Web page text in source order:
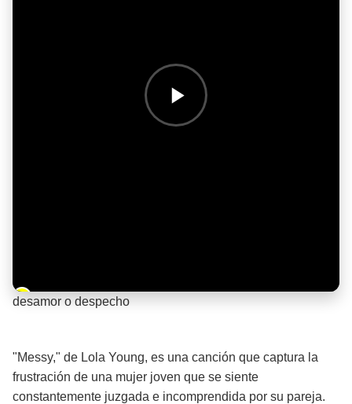
Barra de progreso de la reproducción
desamor o despecho
"Messy," de Lola Young, es una canción que captura la
frustración de una mujer joven que se siente
constantemente juzgada e incomprendida por su pareja.